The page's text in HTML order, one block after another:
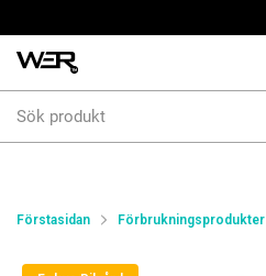
produkt
Förstasidan Förbrukningsprodukter